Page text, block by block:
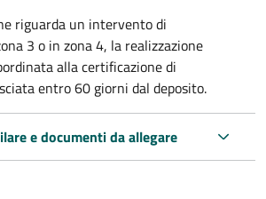
riguarda un intervento di
3 o in zona 4, la realizzazione
alla certificazione di
entro 60 giorni dal deposito.
e documenti da allegare